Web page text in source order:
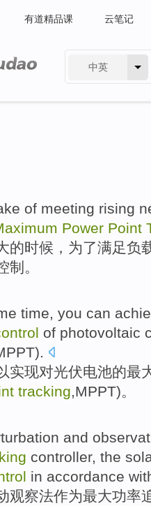
有道精品课 云笔记
中英
of meeting rising
Power Point
的时候， 为了满足负
制 。
time, you can
of photovoltaic
).
实现对光伏电池的最
tracking,MPPT)。
and
controller, the
in accordance
观察法作为最大功率